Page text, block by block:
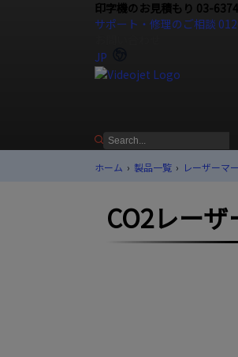
印字機のお見積もり 03-
サポート・修理のご相談
JP
ホーム › 製品一覧 › レーザーマ
CO2レー